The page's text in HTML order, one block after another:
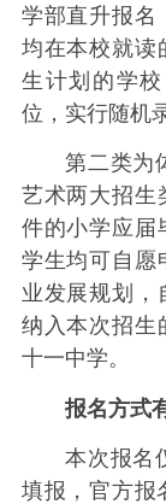
学部直升报名
均在本校就读
生计划的学
位，实行随机
第二类为
艺术两大招生
件的小学应届
学生均可自愿
业发展规划，
纳入本次招生
十一中学。
报名方式
本次报名
填报，官方报